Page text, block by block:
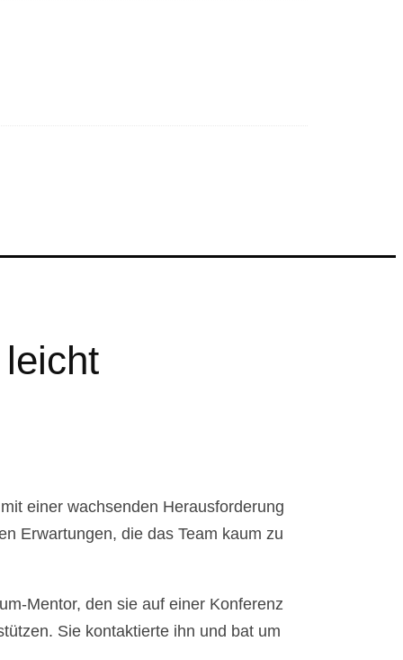
einer wachsenden Herausforderung
Erwartungen, die das Team kaum zu
Mentor, den sie auf einer Konferenz
Sie kontaktierte ihn und bat um